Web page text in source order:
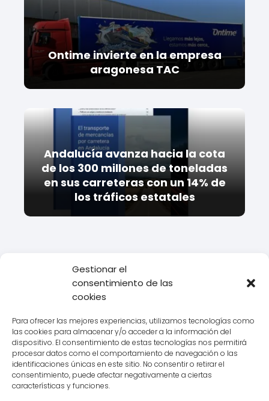
Gestionar el
consentimiento de las
cookies
Para ofrecer las mejores experiencias, utilizamos tecnologías como
las cookies para almacenar y/o acceder a la información del
dispositivo. El consentimiento de estas tecnologías nos permitirá
procesar datos como el comportamiento de navegación o las
identificaciones únicas en este sitio. No consentir o retirar el
consentimiento, puede afectar negativamente a ciertas
características y funciones.
Ontime invierte en la empresa
aragonesa TAC
Andalucía avanza hacia la cota
de los 300 millones de toneladas
en sus carreteras con un 14% de
los tráficos estatales
Transporte
Descarga gratuita del modelo
de Carta de Porte en formato PDF
Aviso legal
Política de Cookies